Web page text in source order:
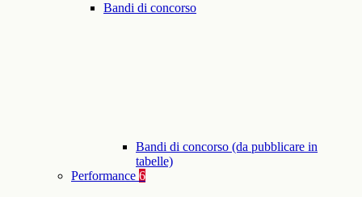
Bandi di concorso
Bandi di concorso (da pubblicare in
tabelle)
Performance 6